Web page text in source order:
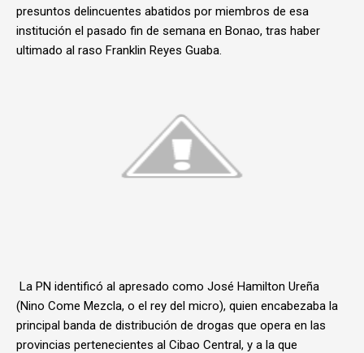
presuntos delincuentes abatidos por miembros de esa
institución el pasado fin de semana en Bonao, tras haber
ultimado al raso Franklin Reyes Guaba.
La PN identificó al apresado como José Hamilton Ureña
(Nino Come Mezcla, o el rey del micro), quien encabezaba la
principal banda de distribución de drogas que opera en las
provincias pertenecientes al Cibao Central, y a la que